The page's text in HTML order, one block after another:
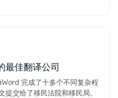
最佳翻译公司
完成了十多个不同复杂程
提交给了移民法院和移民局。